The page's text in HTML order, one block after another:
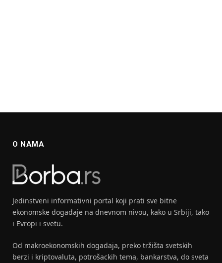
O NAMA
Jedinstveni informativni portal koji prati sve bitne
ekonomske dogadaje na dnevnom nivou, kako u Srbiji, tako
i Evropi i svetu.
Od makroekonomskih dogadaja, preko tržišta svetskih
berzi i kriptovaluta, potrošackih tema, bankarstva, do sveta